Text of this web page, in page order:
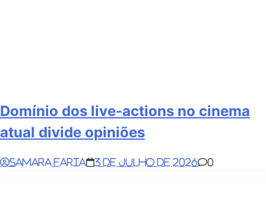
Domínio dos live-actions no cinema
atual divide opiniões
Samara Faria 3 de julho de 2026 0